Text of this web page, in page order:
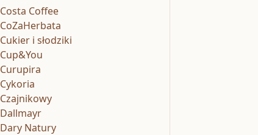
Costa Coffee
CoZaHerbata
Cukier i słodziki
Cup&You
Curupira
Cykoria
Czajnikowy
Dallmayr
Dary Natury